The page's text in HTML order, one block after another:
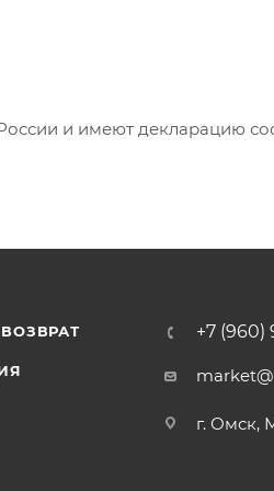
и имеют декларацию
ВОЗВРАТ +7 (960)
г. Омск,